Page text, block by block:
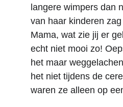
langere wimpers dan
van haar kinderen
Mama, wat zie jij er
echt niet mooi zo!
het maar
het niet tijdens de
waren ze alleen op